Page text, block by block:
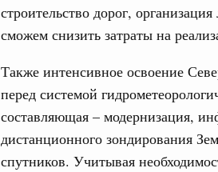
строительство дорог,
сможем снизить затраты на
Также интенсивное освоение
перед системой
составляющая – модернизация,
дистанционного зондирования
спутников. Учитывая